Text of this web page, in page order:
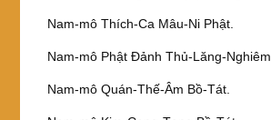
Nam-mô Thích-Ca Mâu-Ni Phật.
Nam-mô Phật Đảnh Thủ-Lăng-Nghiêm.
Nam-mô Quán-Thế-Âm Bồ-Tát.